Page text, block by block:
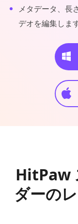
メタデータ、長
デオを編集します
HitPaw
ダーの